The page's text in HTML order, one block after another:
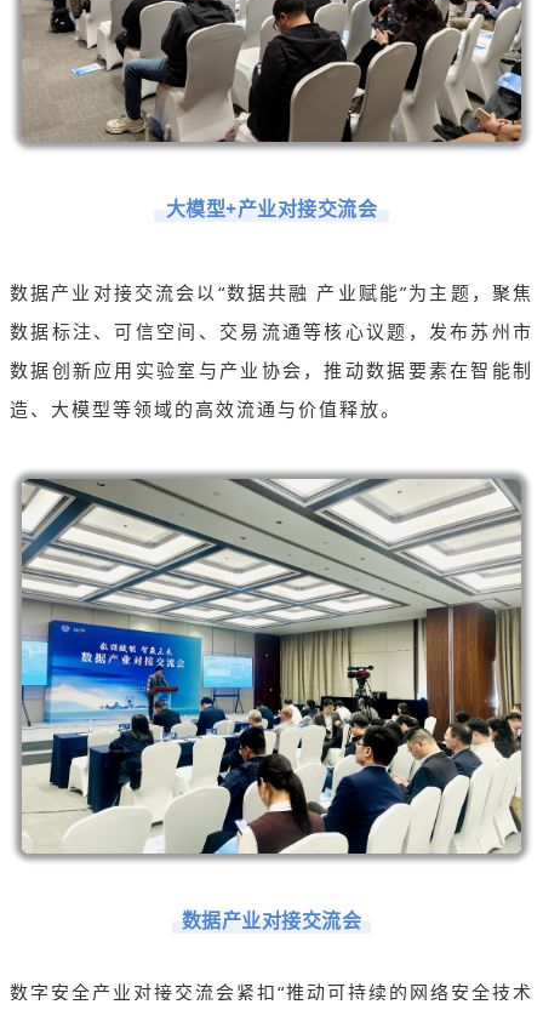
大模型+产业对接交流会
数据产业对接交流会以“数据共融 产业赋能”为主题，聚焦
数据标注、可信空间、交易流通等核心议题，发布苏州市
数据创新应用实验室与产业协会，推动数据要素在智能制
造、大模型等领域的高效流通与价值释放。
数据产业对接交流会
数字安全产业对接交流会紧扣“推动可持续的网络安全技术